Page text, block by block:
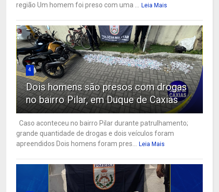
região Um homem foi preso com uma ...
Leia Mais
4
Dois homens são presos com drogas
no bairro Pilar, em Duque de Caxias
Caso aconteceu no bairro Pilar durante patrulhamento;
grande quantidade de drogas e dois veículos foram
apreendidos Dois homens foram pres...
Leia Mais